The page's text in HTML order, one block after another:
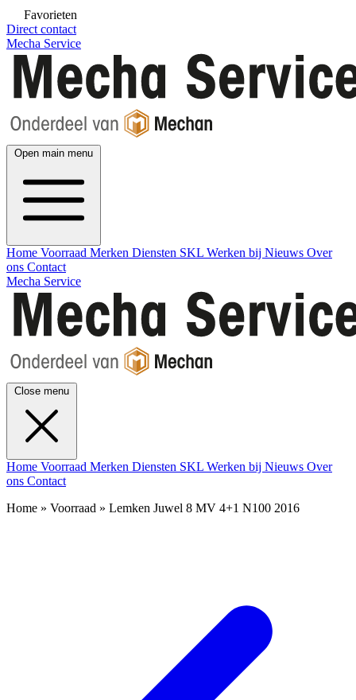
Favorieten
Direct contact
Mecha Service
Open main menu
Home Voorraad Merken Diensten SKL Werken bij Nieuws Over
ons Contact
Mecha Service
Close menu
Home Voorraad Merken Diensten SKL Werken bij Nieuws Over
ons Contact
Home » Voorraad » Lemken Juwel 8 MV 4+1 N100 2016